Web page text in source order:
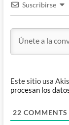
Suscribirse
Este sitio usa
procesan los
22 COMMENTS